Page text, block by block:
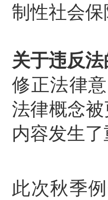
制性社会
关于违反
修正法律
法律概念
内容发生了
此次秋季